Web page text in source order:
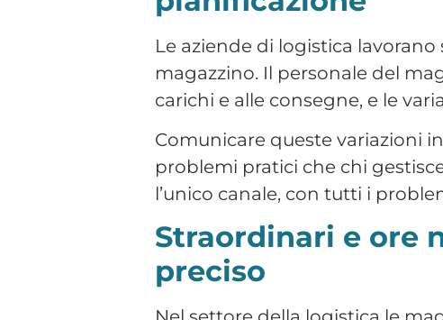
Nel settore della logistica le
sono frequenti e non
organizzativo: è un dato che
dei cedolini.
Avere un registro preciso delle
prima ancora che una scelta di
espongono il consulente del
Documenti e
Gli autisti professionisti hanno